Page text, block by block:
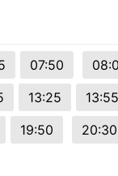
07:50
13:25 13:55
19:50 20:30